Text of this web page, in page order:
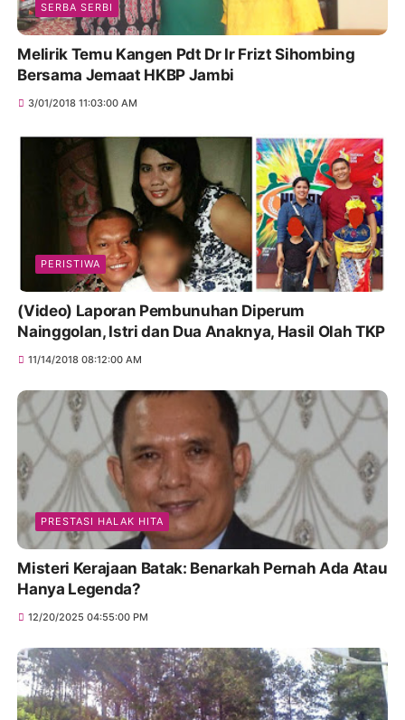
SERBA SERBI
Melirik Temu Kangen Pdt Dr Ir Frizt Sihombing
Bersama Jemaat HKBP Jambi
3/01/2018 11:03:00 AM
PERISTIWA
(Video) Laporan Pembunuhan Diperum
Nainggolan, Istri dan Dua Anaknya, Hasil Olah TKP
11/14/2018 08:12:00 AM
PRESTASI HALAK HITA
Misteri Kerajaan Batak: Benarkah Pernah Ada Atau
Hanya Legenda?
12/20/2025 04:55:00 PM